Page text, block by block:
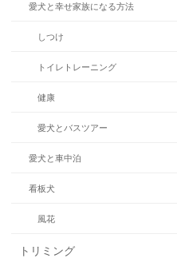
愛犬と幸せ家族になる方法
しつけ
トイレトレーニング
健康
愛犬とバスツアー
愛犬と車中泊
看板犬
風花
トリミング